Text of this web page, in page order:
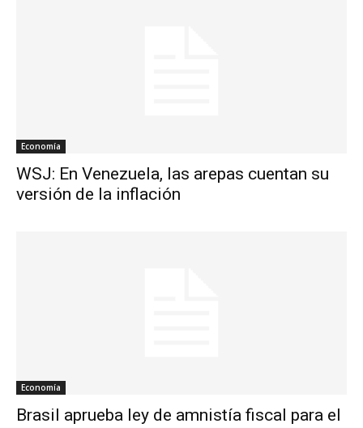
Economía
WSJ: En Venezuela, las arepas cuentan su
versión de la inflación
Economía
Brasil aprueba ley de amnistía fiscal para el